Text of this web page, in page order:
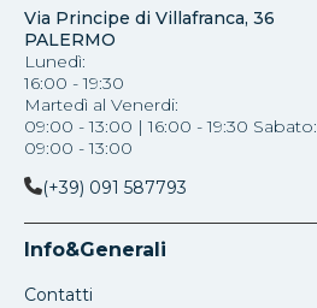
Via Principe di Villafranca, 36
PALERMO
Lunedì:
16:00 - 19:30
Martedì al Venerdi:
09:00 - 13:00 | 16:00 - 19:30 Sabato:
09:00 - 13:00
(+39) 091 587793
Info&Generali
Contatti